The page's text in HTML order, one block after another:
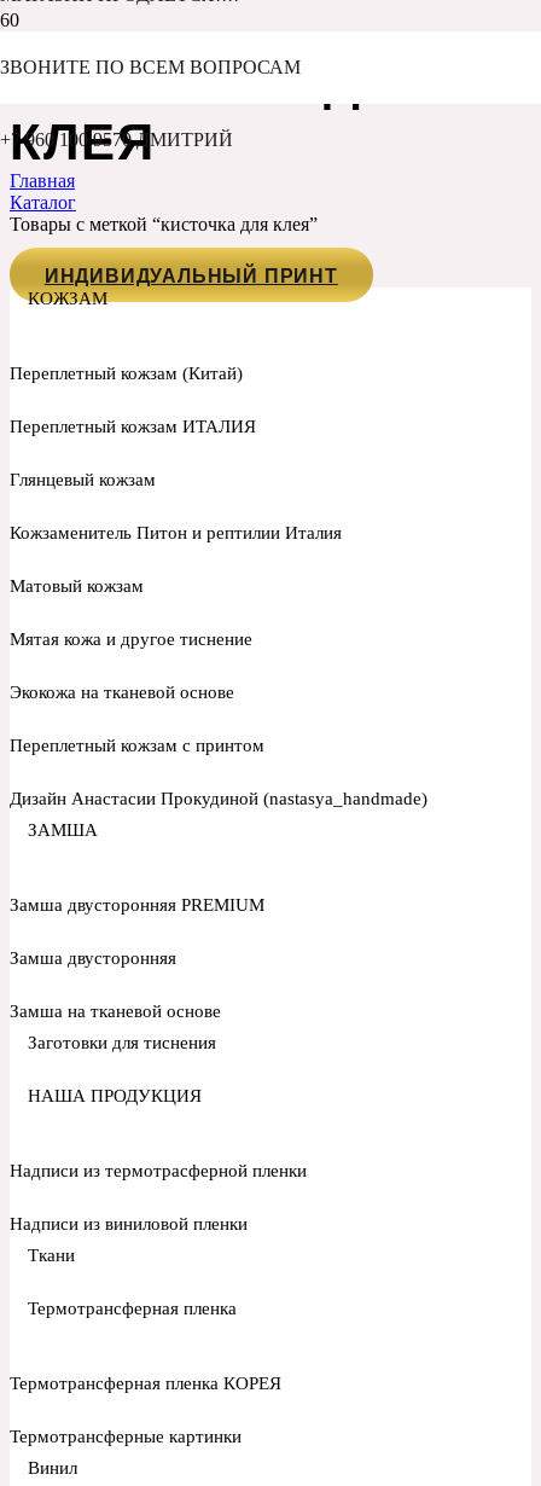
ЗВОНИТЕ ПО ВСЕМ ВОПРОСАМ
+7 960 100 9570 ДМИТРИЙ
КИСТОЧКА ДЛЯ
КЛЕЯ
Главная
Каталог
Товары с меткой “кисточка для клея”
ИНДИВИДУАЛЬНЫЙ ПРИНТ
КОЖЗАМ
Переплетный кожзам (Китай)
Переплетный кожзам ИТАЛИЯ
Глянцевый кожзам
Кожзаменитель Питон и рептилии Италия
Матовый кожзам
Мятая кожа и другое тиснение
Экокожа на тканевой основе
Переплетный кожзам с принтом
Дизайн Анастасии Прокудиной (nastasya_handmade)
ЗАМША
Замша двусторонняя PREMIUM
Замша двусторонняя
Замша на тканевой основе
Заготовки для тиснения
НАША ПРОДУКЦИЯ
Надписи из термотрасферной пленки
Надписи из виниловой пленки
Ткани
Термотрансферная пленка
Термотрансферная пленка КОРЕЯ
Термотрансферные картинки
Винил